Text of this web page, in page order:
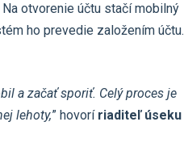
otvorenie účtu stačí mobilný
ho prevedie založením účtu.
a začať sporiť. Celý proces je
lehoty,” hovorí riaditeľ úseku